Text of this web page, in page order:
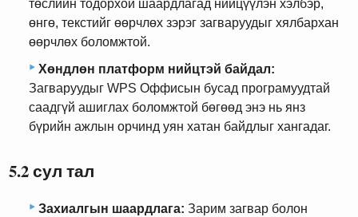
төслийн тодорхой шаардлагад нийцүүлэн хэлбэр,
өнгө, текстийг өөрчлөх зэрэг загваруудыг хялбархан
өөрчлөх боломжтой.
Хөндлөн платформ нийцтэй байдал:
Загваруудыг WPS Оффисын бусад програмуудтай
саадгүй ашиглах боломжтой бөгөөд энэ нь янз
бүрийн ажлын орчинд уян хатан байдлыг хангадаг.
5.2 сул тал
Захиалгын шаардлага: Зарим загвар болон